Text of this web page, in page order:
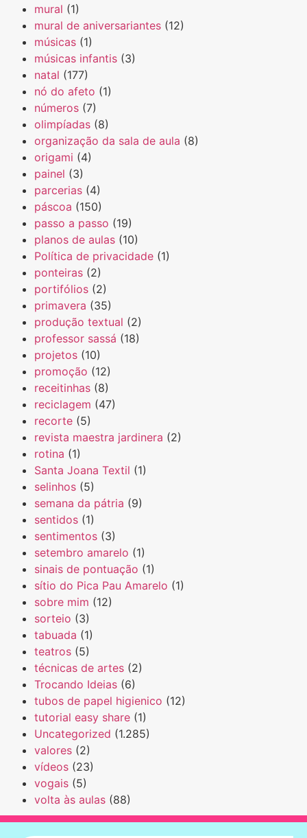
mural (1)
mural de aniversariantes (12)
músicas (1)
músicas infantis (3)
natal (177)
nó do afeto (1)
números (7)
olimpíadas (8)
organização da sala de aula (8)
origami (4)
painel (3)
parcerias (4)
páscoa (150)
passo a passo (19)
planos de aulas (10)
Política de privacidade (1)
ponteiras (2)
portifólios (2)
primavera (35)
produção textual (2)
professor sassá (18)
projetos (10)
promoção (12)
receitinhas (8)
reciclagem (47)
recorte (5)
revista maestra jardinera (2)
rotina (1)
Santa Joana Textil (1)
selinhos (5)
semana da pátria (9)
sentidos (1)
sentimentos (3)
setembro amarelo (1)
sinais de pontuação (1)
sítio do Pica Pau Amarelo (1)
sobre mim (12)
sorteio (3)
tabuada (1)
teatros (5)
técnicas de artes (2)
Trocando Ideias (6)
tubos de papel higienico (12)
tutorial easy share (1)
Uncategorized (1.285)
valores (2)
vídeos (23)
vogais (5)
volta às aulas (88)